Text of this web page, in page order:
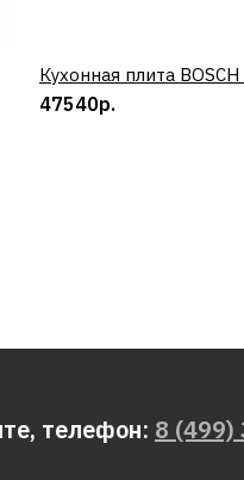
КУПИТЬ
Кухонная плита
47540р.
телефон: 8 (499)